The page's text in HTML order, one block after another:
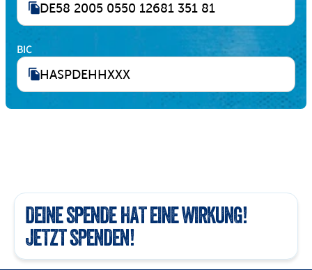
DE58 2005 0550 12681 351 81
BIC
HASPDEHHXXX
DEINE SPENDE HAT EINE WIRKUNG!
JETZT SPENDEN!